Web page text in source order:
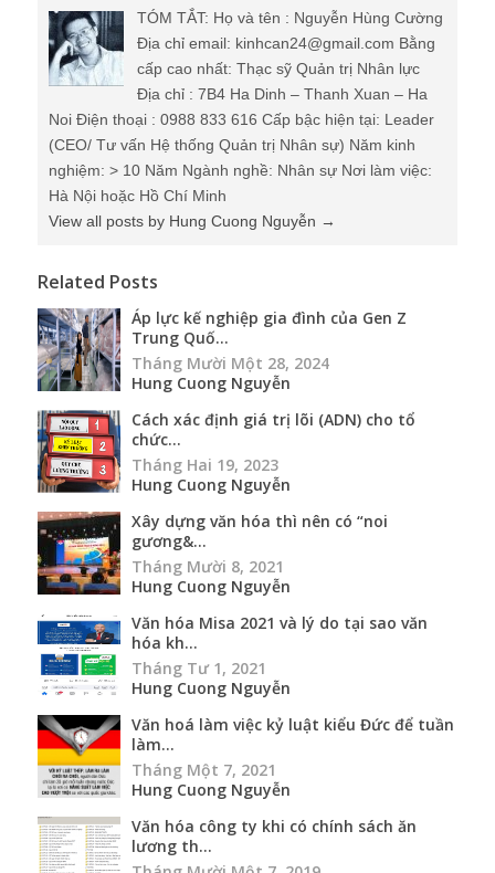
TÓM TẮT: Họ và tên : Nguyễn Hùng Cường
Địa chỉ email: kinhcan24@gmail.com Bằng
cấp cao nhất: Thạc sỹ Quản trị Nhân lực
Địa chỉ : 7B4 Ha Dinh – Thanh Xuan – Ha
Noi Điện thoại : 0988 833 616 Cấp bậc hiện tại: Leader
(CEO/ Tư vấn Hệ thống Quản trị Nhân sự) Năm kinh
nghiệm: > 10 Năm Ngành nghề: Nhân sự Nơi làm việc:
Hà Nội hoặc Hồ Chí Minh
View all posts by Hung Cuong Nguyễn →
Related Posts
Áp lực kế nghiệp gia đình của Gen Z
Trung Quố...
Tháng Mười Một 28, 2024
Hung Cuong Nguyễn
Cách xác định giá trị lõi (ADN) cho tổ
chức...
Tháng Hai 19, 2023
Hung Cuong Nguyễn
Xây dựng văn hóa thì nên có “noi
gương&...
Tháng Mười 8, 2021
Hung Cuong Nguyễn
Văn hóa Misa 2021 và lý do tại sao văn
hóa kh...
Tháng Tư 1, 2021
Hung Cuong Nguyễn
Văn hoá làm việc kỷ luật kiểu Đức để tuần
làm...
Tháng Một 7, 2021
Hung Cuong Nguyễn
Văn hóa công ty khi có chính sách ăn
lương th...